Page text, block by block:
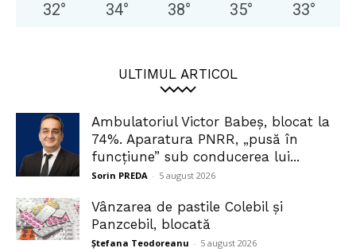
32° 34° 38° 35° 33°
ULTIMUL ARTICOL
Ambulatoriul Victor Babeș, blocat la
74%. Aparatura PNRR, „pusă în
funcțiune” sub conducerea lui...
Sorin PREDA - 5 august 2026
Vânzarea de pastile Colebil și
Panzcebil, blocată
Ștefana Teodoreanu - 5 august 2026